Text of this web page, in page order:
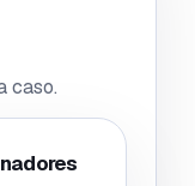
caso.